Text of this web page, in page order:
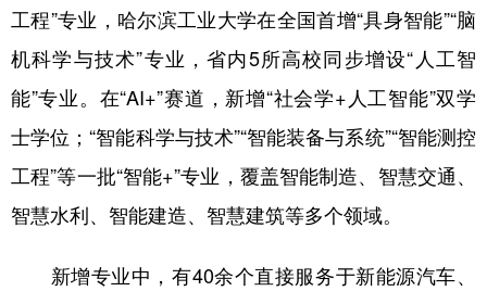
多语种频道
English Español Français عربى
Deutsch Português
工程”专业，哈尔滨工业大学在全国首增“具身智能”“脑
机科学与技术”专业，省内5所高校同步增设“人工智
能”专业。在“AI+”赛道，新增“社会学+人工智能”双学
士学位；“智能科学与技术”“智能装备与系统”“智能测控
工程”等一批“智能+”专业，覆盖智能制造、智慧交通、
智慧水利、智能建造、智慧建筑等多个领域。
新增专业中，有40余个直接服务于新能源汽车、